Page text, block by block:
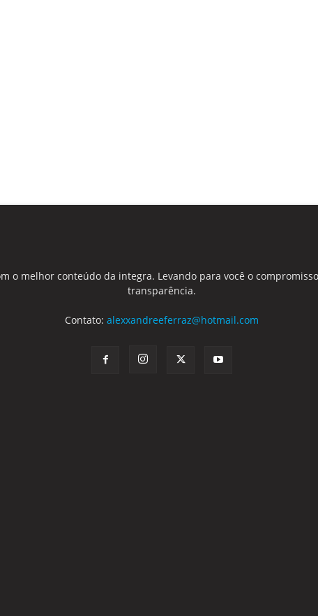
o melhor conteúdo da integra. Levando para você o
transparência.
Contato: alexxandreeferraz@hotmail.com